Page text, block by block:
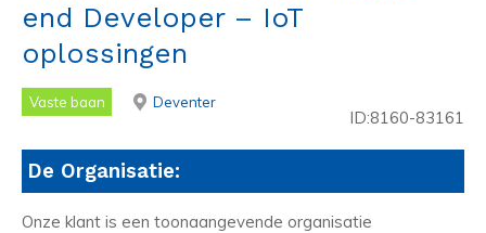
end Developer – IoT
oplossingen
Vaste baan Deventer
ID:8160-83161
De Organisatie:
Onze klant is een toonaangevende organisatie